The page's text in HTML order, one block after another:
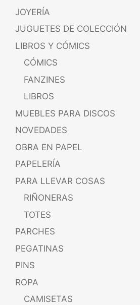
JOYERÍA
JUGUETES DE COLECCIÓN
LIBROS Y CÓMICS
CÓMICS
FANZINES
LIBROS
MUEBLES PARA DISCOS
NOVEDADES
OBRA EN PAPEL
PAPELERÍA
PARA LLEVAR COSAS
RIÑONERAS
TOTES
PARCHES
PEGATINAS
PINS
ROPA
CAMISETAS